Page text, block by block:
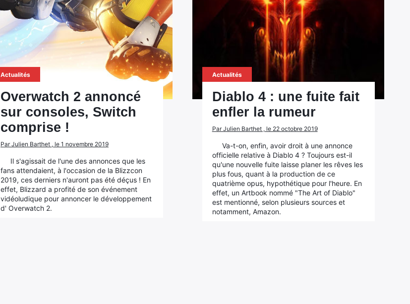
Actualités
Overwatch 2 annoncé
sur consoles, Switch
comprise !
Par Julien Barthet , le 1 novembre 2019
Il s'agissait de l'une des annonces que les
fans attendaient, à l'occasion de la Blizzcon
2019, ces derniers n'auront pas été déçus ! En
effet, Blizzard a profité de son événement
vidéoludique pour annoncer le développement
d' Overwatch 2.
Actualités
Diablo 4 : une fuite fait
enfler la rumeur
Par Julien Barthet , le 22 octobre 2019
Va-t-on, enfin, avoir droit à une annonce
officielle relative à Diablo 4 ? Toujours est-il
qu'une nouvelle fuite laisse planer les rêves les
plus fous, quant à la production de ce
quatrième opus, hypothétique pour l'heure. En
effet, un Artbook nommé "The Art of Diablo"
est mentionné, selon plusieurs sources et
notamment, Amazon.